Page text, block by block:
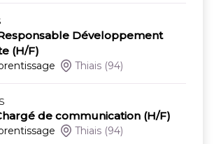
Développement
(H/F)
Thiais (94)
de communication (H/F)
Thiais (94)